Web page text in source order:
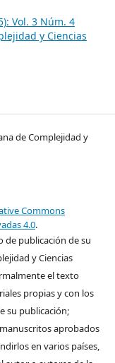
Vol. 3 Núm. 4
y Ciencias
de Complejidad y
Commons
4.0.
de publicación de su
y Ciencias
el texto
propias y con los
su publicación;
aprobados
en varios países,